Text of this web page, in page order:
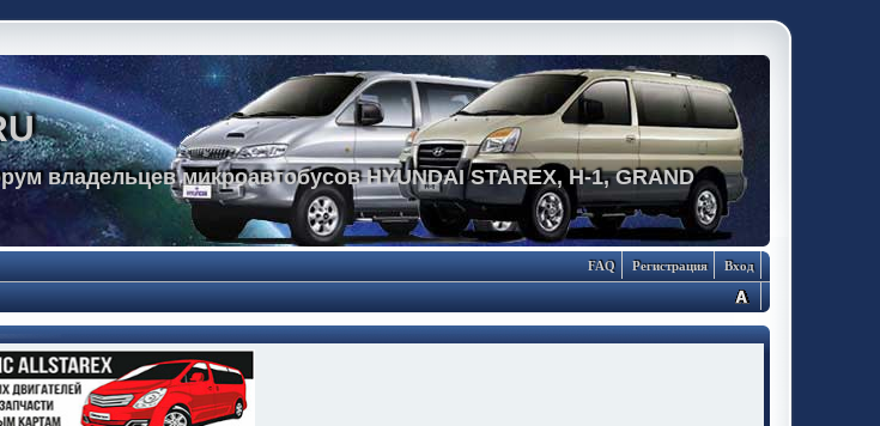
владельцев микроавтобусов HYUNDAI STAREX, H-1, GRAND
Вход
Регистрация
FAQ